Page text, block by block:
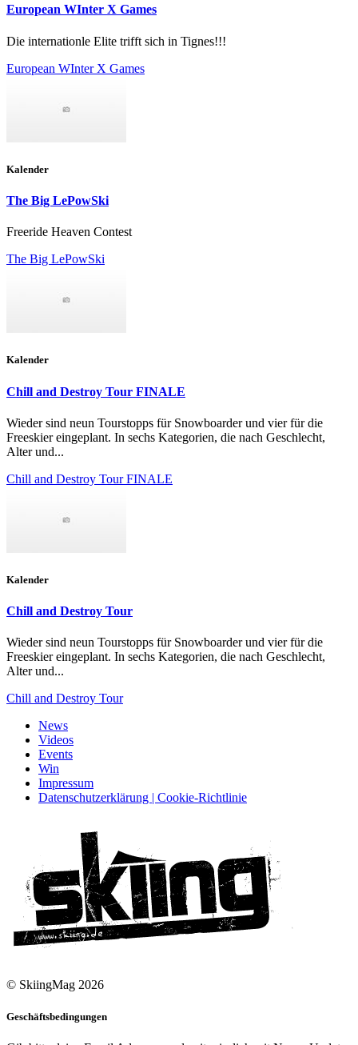
European WInter X Games
Die internationle Elite trifft sich in Tignes!!!
European WInter X Games
Kalender
The Big LePowSki
Freeride Heaven Contest
The Big LePowSki
Kalender
Chill and Destroy Tour FINALE
Wieder sind neun Tourstopps für Snowboarder und vier für die
Freeskier eingeplant. In sechs Kategorien, die nach Geschlecht,
Alter und...
Chill and Destroy Tour FINALE
Kalender
Chill and Destroy Tour
Wieder sind neun Tourstopps für Snowboarder und vier für die
Freeskier eingeplant. In sechs Kategorien, die nach Geschlecht,
Alter und...
Chill and Destroy Tour
News
Videos
Events
Win
Impressum
Datenschutzerklärung | Cookie-Richtlinie
© SkiingMag 2026
Geschäftsbedingungen